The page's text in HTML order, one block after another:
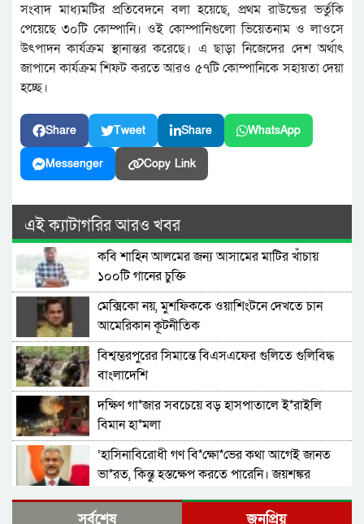
সংবাদ মাধ্যমটির প্রতিবেদনে বলা হয়েছে, প্রথম রাউন্ডের ভর্তুকি
পেয়েছে ৩০টি কোম্পানি। ওই কোম্পানিগুলো ভিয়েতনাম ও লাওসে
উৎপাদন কার্যক্রম স্থানান্তর করেছে। এ ছাড়া নিজেদের দেশ অর্থাৎ
জাপানে কার্যক্রম শিফট করতে আরও ৫৭টি কোম্পানিকে সহায়তা দেয়া
হচ্ছে।
Share Tweet Share WhatsApp
Messenger Copy Link
এই ক্যাটাগরির আরও খবর
কবি শাহিন আলমের জন্য আসামের মাটির খাঁচায়
১০০টি গানের চুক্তি
মেক্সিকো নয়, মুশফিককে ওয়াশিংটনে দেখতে চান
আমেরিকান কূটনীতিক
বিশ্বম্ভরপুরের সিমান্তে বিএসএফের গুলিতে গুলিবিদ্ধ
বাংলাদেশি
দক্ষিণ গা*জার সবচেয়ে বড় হাসপাতালে ই*রাইলি
বিমান হা*মলা
‘হাসিনাবিরোধী গণ বি*ক্ষো*ভের কথা আগেই জানত
ভা*রত, কিন্তু হস্তক্ষেপ করতে পারেনি। জয়শঙ্কর
গাজায় ইসরাইলি বর্বরতায় ক্ষুব্ধ জাতিসংঘ মহাসচিব
সর্বশেষ জনপ্রিয়